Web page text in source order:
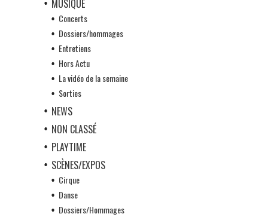
MUSIQUE
Concerts
Dossiers/hommages
Entretiens
Hors Actu
La vidéo de la semaine
Sorties
NEWS
NON CLASSÉ
PLAYTIME
SCÈNES/EXPOS
Cirque
Danse
Dossiers/Hommages